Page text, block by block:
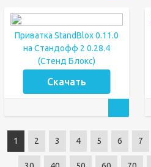
Приватка StandBlox 0.11.0
на Стандофф 2 0.28.4
(Стенд Блокс)
Скачать
1 2 3 4 5 6 7